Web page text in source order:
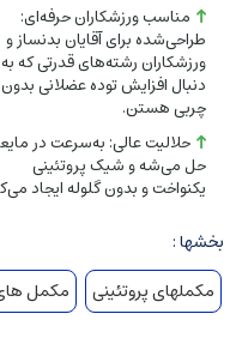
از مصرف بیش از مقدار
نگهداری شود.
این محصول جایگزین رژیم
ویژگی‌ها
وزن: 900 گرم
مناسب ورزشکاران حرفه‌ای:
طراحی‌شده برای آقایان بدنساز و
ورزشکاران رشته‌های قدرتی که به
دنبال افزایش توده عضلانی بدون
چربی هستن.
حلالیت عالی: به‌سرعت در
حل می‌شه و شیک پروتئینی
یکنواخت و بدون گلوله ایجاد
بخشها :
مکملهای پروتئینی
مکمل های